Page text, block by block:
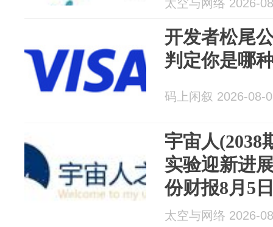
太空与网络 2026-
开发者松尾
判定你是哪
码上闲叙 2026-08-
宇宙人(2038
实验迎新进
份财报8月5
生图功能上
太空与网络 2026-